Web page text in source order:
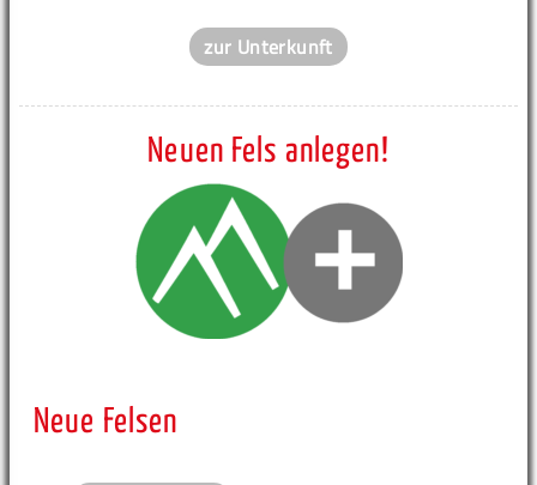
zur Unterkunft
Neuen Fels anlegen!
Neue Felsen